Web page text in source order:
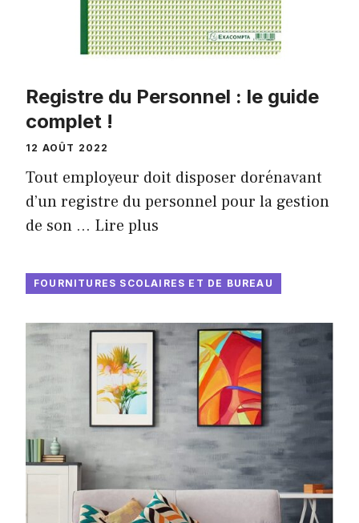
Registre du Personnel : le guide
complet !
12 AOÛT 2022
Tout employeur doit disposer dorénavant
d’un registre du personnel pour la gestion
de son … Lire plus
FOURNITURES SCOLAIRES ET DE BUREAU